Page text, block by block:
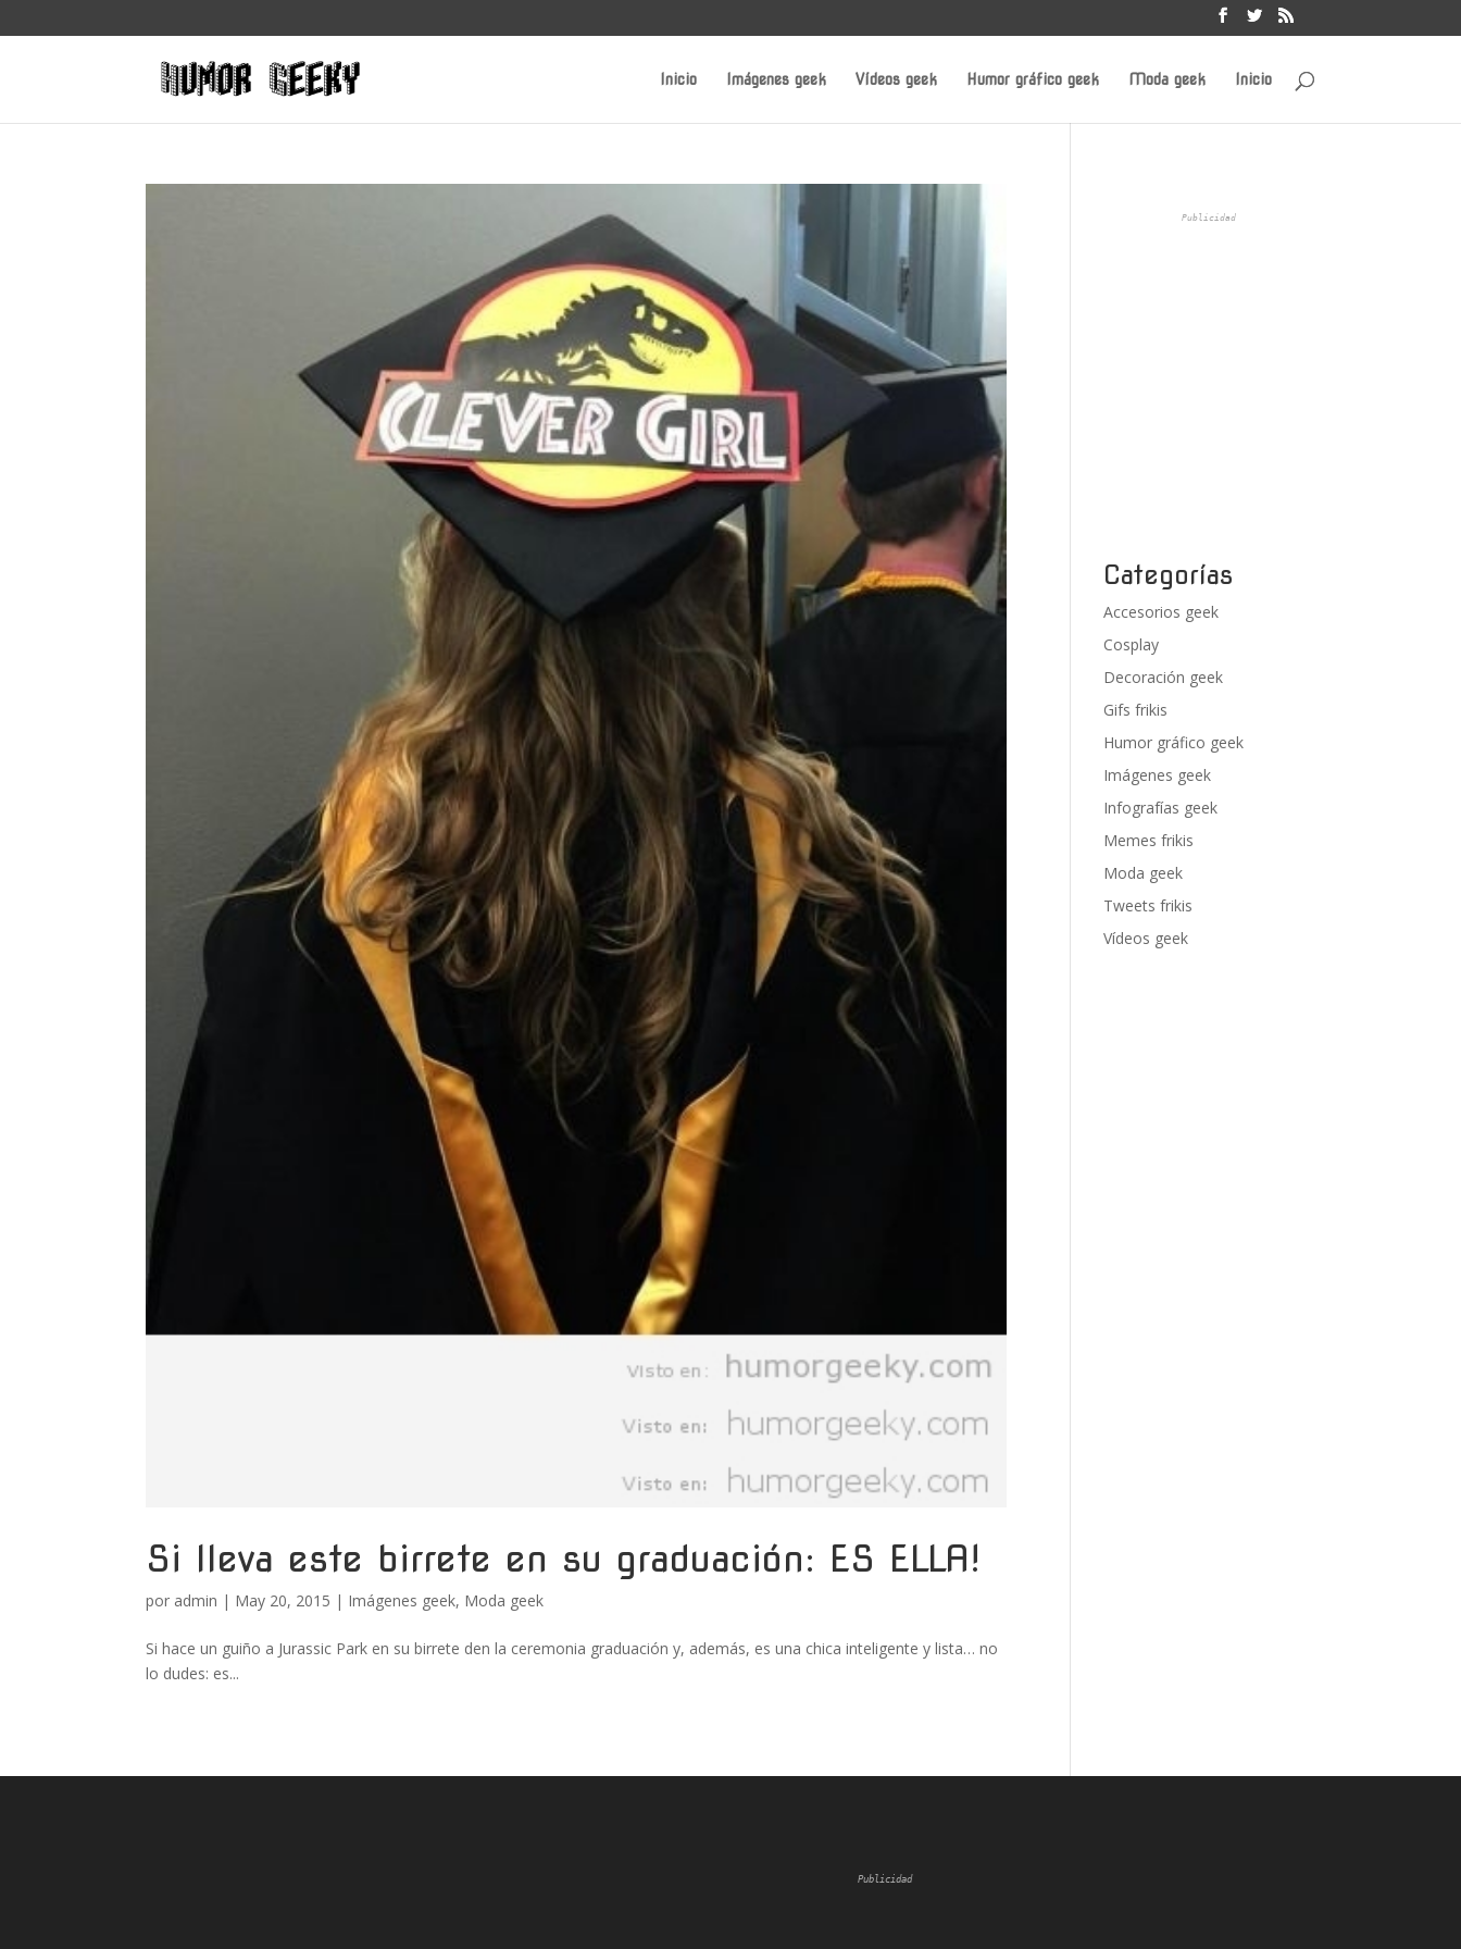
Inicio Imágenes geek Vídeos geek Humor gráfico geek Moda geek Inicio
Si lleva este birrete en su graduación: ES ELLA!
por admin | May 20, 2015 | Imágenes geek, Moda geek
Si hace un guiño a Jurassic Park en su birrete den la ceremonia graduación y, además, es una chica inteligente y lista… no
lo dudes: es...
Publicidad
Categorías
Accesorios geek
Cosplay
Decoración geek
Gifs frikis
Humor gráfico geek
Imágenes geek
Infografías geek
Memes frikis
Moda geek
Tweets frikis
Vídeos geek
Publicidad